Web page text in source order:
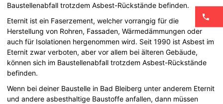
Baustellenabfall trotzdem Asbest-Rückstände befinden.
Eternit ist ein Faserzement, welcher vorrangig für die
Herstellung von Rohren, Fassaden, Wärmedämmungen oder
auch für Isolationen hergenommen wird. Seit 1990 ist Asbest im
Eternit zwar verboten, aber vor allem bei älteren Gebäude,
können sich im Baustellenabfall trotzdem Asbest-Rückstände
befinden.
Wenn bei deiner Baustelle in Bad Bleiberg unter anderem Eternit
und andere asbesthaltige Baustoffe anfallen, dann müssen